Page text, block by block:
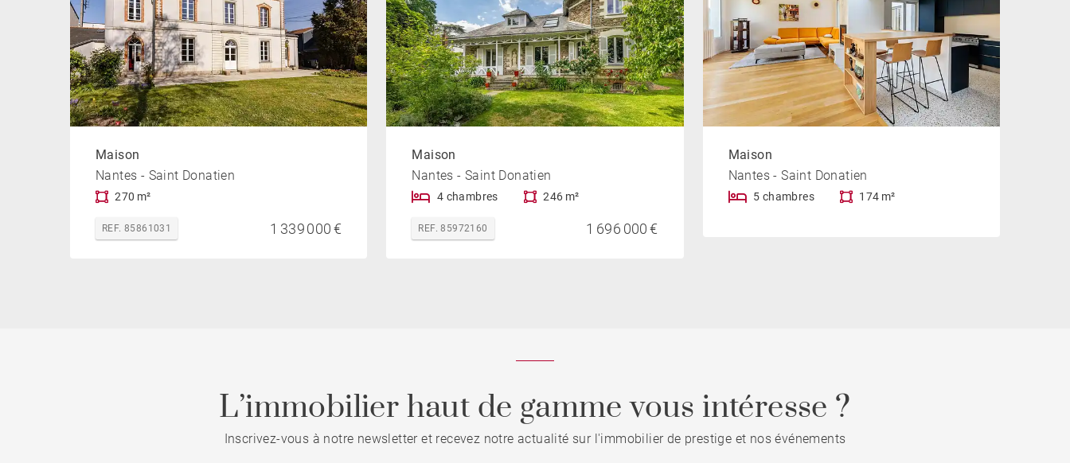
Maison
Nantes - Saint Donatien
270 m²
REF. 85861031 1 339 000 €
Maison
Nantes - Saint Donatien
4 chambres 246 m²
REF. 85972160 1 696 000 €
Maison
Nantes - Saint Donatien
5 chambres 174 m²
L’immobilier haut de gamme vous intéresse ?
Inscrivez-vous à notre newsletter et recevez notre actualité sur l'immobilier de prestige et nos événements